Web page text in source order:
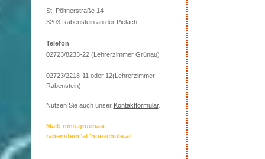
St. Pöltnerstraße 14
3203 Rabenstein an der Pielach
Telefon
02723/8233-22 (Lehrerzimmer Grünau)
02723/2218-11 oder 12(Lehrerzimmer
Rabenstein)
Nutzen Sie auch unser Kontaktformular.
Mail: nms.gruenau-
rabenstein"at"noeschule.at